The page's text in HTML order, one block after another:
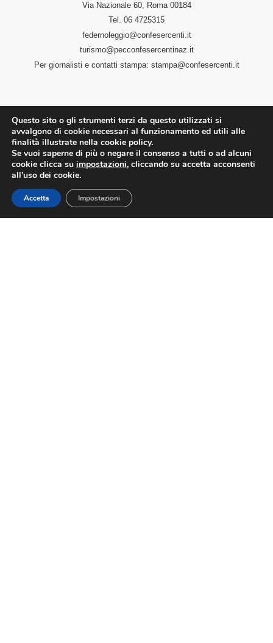
Via Nazionale 60, Roma 00184
Tel. 06 4725315
federnoleggio@confesercenti.it
turismo@pecconfesercentinaz.it
Per giornalisti e contatti stampa: stampa@confesercenti.it
Federnoleggio
Chi Siamo
Cariche Nazionali
Questo sito o gli strumenti terzi da questo utilizzati si
avvalgono di cookie necessari al funzionamento ed utili alle
finalità illustrate nella cookie policy.
Se vuoi saperne di più o negare il consenso a tutti o ad alcuni
cookie clicca su impostazioni, cliccando su accetta acconsenti
all’uso dei cookie.
Accetta Impostazioni